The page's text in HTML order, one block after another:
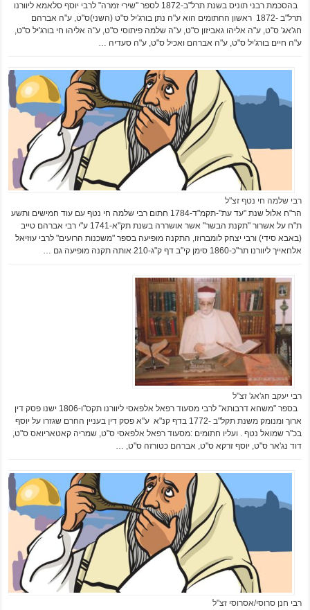
בהסכמת רבני תוניס בשנת תרל"ב-1872 לספר "שירי זמרה" לרבי יוסף סלאמא ליוורנו
תרל"ב -1872 ראשון החתומים הוא ע"ה נתן בורג'יל ס"ט (השני)ס"ט, ע"ה אברהם
חג'אג' ס"ט, ע"ה אליהו גאביזון ס"ט, ע"ה שלמה פיתוסי ס"ט, ע"ה אליהו חי בורג'יל ס"ט,
ע"ה חיים בורג'יל ס"ט, ע"ה אברהם ואכיל ס"ט, ע"ה סעדיה …
רבי שלמה חי נטף זצ"ל
הר"ח אלול שנת "עד עת"-תקמ"ד-1784 חתום רבי שלמה חי נטף עם עוד חמישים ותשע
ת"ח על אשרור "תקנת הבשר" אשר אושררה בשנת תק"א-1741 ע"י רבי אברהם טייב
(באבא סידי) ורבי יצחק לומברוזו, התקנה מופיעה בספר "משכנות הרועים" לרבי עוזיאל
אלחאייך ליוורנו תר"כ-1860 סימן קי"ב דף ק"ג-210 אותה תקנה מופיעה גם …
רבי יעקב חג'אג' זצ"ל
בספר "משחא דרבותא" לרבי מסעוד רפאל אלפאסי ליוורנו תקס"ו-1806 ישנו פסק דין
ארוך ומנומק משנת תקל"ב -1772 בדף קנ"א ע"א פסק דין בעניין החרם שגזרו על יוסף
בכ"ר שמואל נטף . ועליו חתומים :מסעוד רפאל אלפאסי ס"ט, שמריה קאטאריואס ס"ט,
דוד נג'אר ס"ט, יוסף זרקא ס"ט, אברהם כטורזה ס"ט, …
רבי חנן סרוסי/אסרוסי זצ"ל